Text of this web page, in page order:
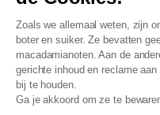
Zoals we allemaal weten, zijn
boter en suiker. Ze bevatten
macadamianoten. Aan de
gerichte inhoud en reclame
bij te houden.
Ga je akkoord om ze te
Algemene
AV
Beleid
Verklaring